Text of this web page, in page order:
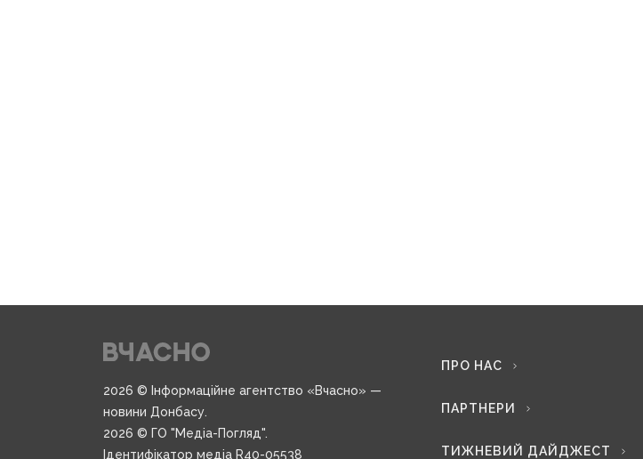
2026 © Інформаційне агентство «Вчасно» —
новини Донбасу.
2026 © ГО "Медіа-Погляд".
Ідентифікатор медіа R40-05538
ПРО НАС
ПАРТНЕРИ
ТИЖНЕВИЙ ДАЙДЖЕСТ